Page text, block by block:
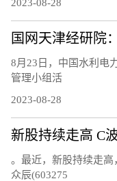
2023-08-28
8月23日，中国水利电
管理小组活
2023-08-28
。最近，新股持续走高
众辰(603275